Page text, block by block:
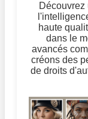
Découvrez
haute
dans le
avancés
créons des
de droits